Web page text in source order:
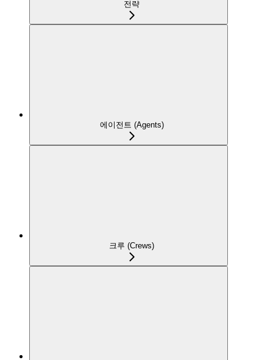
전략
에이전트 (Agents)
크루 (Crews)